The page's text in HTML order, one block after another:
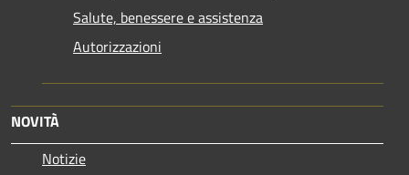
Salute, benessere e assistenza
Autorizzazioni
NOVITÀ
Notizie